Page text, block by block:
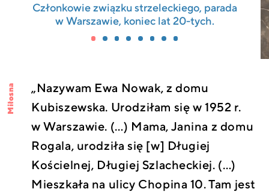
Członkowie związku strzeleckiego, parada
w Warszawie, koniec lat 20-tych.
„Nazywam Ewa Nowak, z domu
Kubiszewska. Urodziłam się w 1952 r.
w Warszawie. (…) Mama, Janina z domu
Rogala, urodziła się [w] Długiej
Kościelnej, Długiej Szlacheckiej. (…)
Mieszkała na ulicy Chopina 10. Tam jest
Miłosna